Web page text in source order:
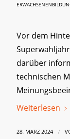
Vor dem
darüber
technischen
Weiterlesen
28. MÄRZ 2024 /